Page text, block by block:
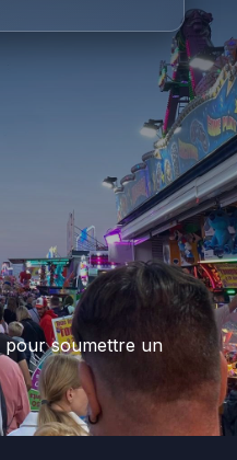
pour soumettre un